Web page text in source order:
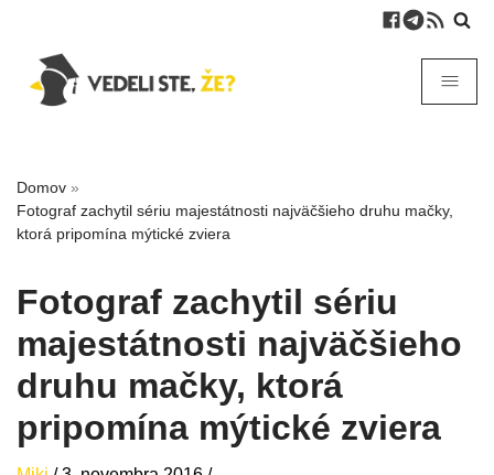
Domov »
Fotograf zachytil sériu majestátnosti najväčšieho druhu mačky,
ktorá pripomína mýtické zviera
Fotograf zachytil sériu
majestátnosti najväčšieho
druhu mačky, ktorá
pripomína mýtické zviera